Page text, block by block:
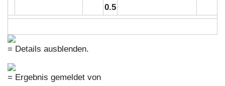
0.5
= Details ausblenden.
= Ergebnis gemeldet von